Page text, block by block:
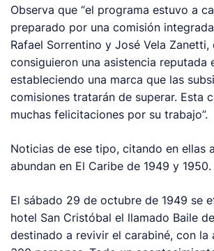
Observa que“el programa estuvo a
preparado por una comisión
Rafael Sorrentino y José Vela Zanetti,
consiguieron una asistencia reputada
estableciendo una marca que las
comisiones tratarán de superar. Esta
muchas felicitaciones por su trabajo”.
Noticias de ese tipo, citando en ellas
abundan en El Caribe de 1949 y 1950.
El sábado 29 de octubre de 1949 se
hotel San Cristóbal el llamado Baile
destinado a revivir el carabiné, con la